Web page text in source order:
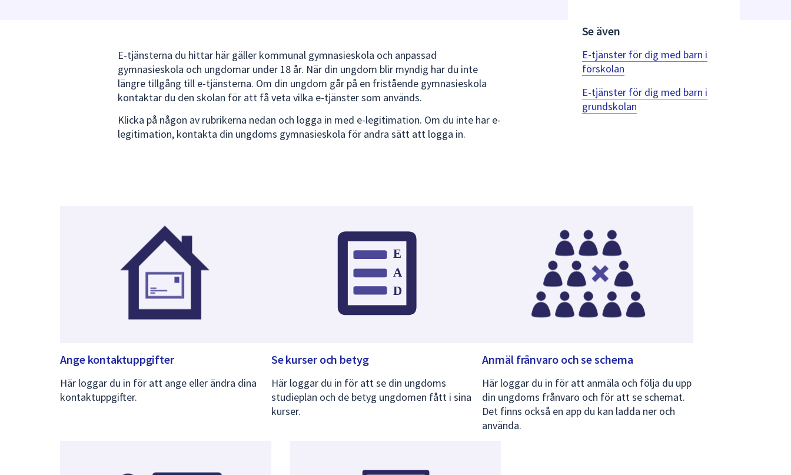
piltangenterna
för
att
navigera
mellan
sökförslagen
och
dem.
E-tjänsterna du hittar här gäller kommunal gymnasieskola och anpassad
gymnasieskola och ungdomar under 18 år. När din ungdom blir myndig har du inte
längre tillgång till e-tjänsterna. Om din ungdom går på en fristående gymnasieskola
kontaktar du den skolan för att få veta vilka e-tjänster som används.
Klicka på någon av rubrikerna nedan och logga in med e-legitimation. Om du inte har e-
legitimation, kontakta din ungdoms gymnasieskola för andra sätt att logga in.
Se även
E-tjänster för dig med barn i
förskolan
E-tjänster för dig med barn i
grundskolan
Ange kontaktuppgifter
Här loggar du in för att ange eller ändra dina
kontaktuppgifter.
Se kurser och betyg
Här loggar du in för att se din ungdoms
studieplan och de betyg ungdomen fått i sina
kurser.
Anmäl frånvaro och se schema
Här loggar du in för att anmäla och följa du upp
din ungdoms frånvaro och för att se schemat.
Det finns också en app du kan ladda ner och
använda.